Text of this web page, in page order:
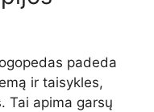
padeda
ir taisykles,
Tai apima garsų